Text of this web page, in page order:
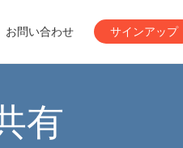
お問い合わせ サインアップ
有